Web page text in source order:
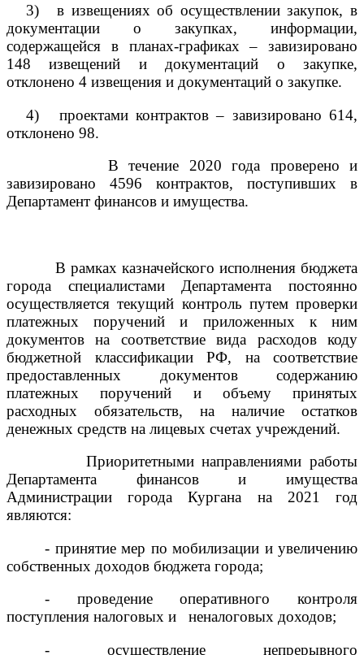
3)
в извещениях об осуществлении закупок, в
документации о закупках, информации,
содержащейся в планах-графиках – завизировано
148 извещений и документаций о закупке,
отклонено 4 извещения и документаций о закупке.
4)
проектами контрактов – завизировано 614,
отклонено 98.
В течение 2020 года проверено и
завизировано 4596 контрактов, поступивших в
Департамент финансов и имущества.
В рамках казначейского исполнения бюджета
города специалистами Департамента постоянно
осуществляется текущий контроль путем проверки
платежных поручений и приложенных к ним
документов на соответствие вида расходов коду
бюджетной классификации РФ, на соответствие
предоставленных документов содержанию
платежных поручений и объему принятых
расходных обязательств, на наличие остатков
денежных средств на лицевых счетах учреждений.
Приоритетными направлениями работы
Департамента финансов и имущества
Администрации города Кургана на 2021 год
являются:
- принятие мер по мобилизации и увеличению
собственных доходов бюджета города;
- проведение оперативного контроля
поступления налоговых и неналоговых доходов;
- осуществление непрерывного